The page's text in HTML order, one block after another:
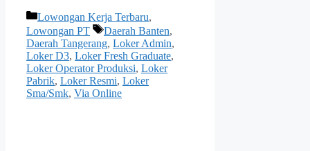
Kategori
Lowongan Kerja Terbaru,
Lowongan PT
Tag
Daerah Banten,
Daerah Tangerang, Loker Admin,
Loker D3, Loker Fresh Graduate,
Loker Operator Produksi, Loker
Pabrik, Loker Resmi, Loker
Sma/Smk, Via Online